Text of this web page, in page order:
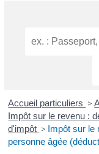
Accueil particuliers >
Impôt sur le revenu :
d'impôt > Impôt sur le
personne âgée